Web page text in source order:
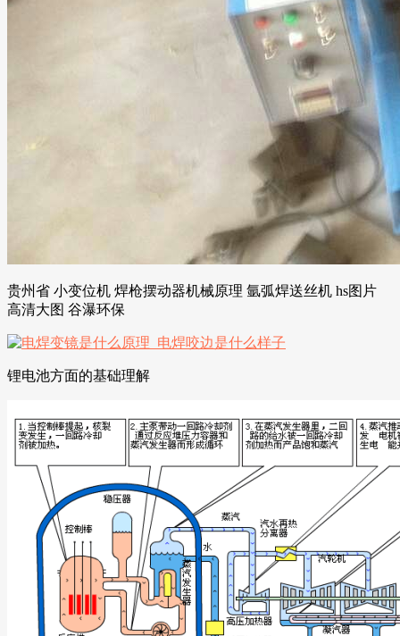
贵州省 小变位机 焊枪摆动器机械原理 氩弧焊送丝机 hs图片
高清大图 谷瀑环保
锂电池方面的基础理解